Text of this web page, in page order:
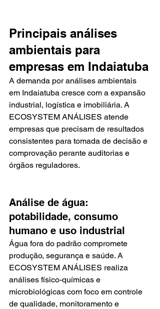
Principais análises
ambientais para
empresas em Indaiatuba
A demanda por análises ambientais
em Indaiatuba cresce com a expansão
industrial, logística e imobiliária. A
ECOSYSTEM ANÁLISES atende
empresas que precisam de resultados
consistentes para tomada de decisão e
comprovação perante auditorias e
órgãos reguladores.
Análise de água:
potabilidade, consumo
humano e uso industrial
Água fora do padrão compromete
produção, segurança e saúde. A
ECOSYSTEM ANÁLISES realiza
análises físico-químicas e
microbiológicas com foco em controle
de qualidade, monitoramento e